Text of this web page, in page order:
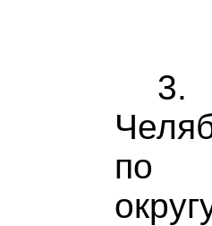
3.
по